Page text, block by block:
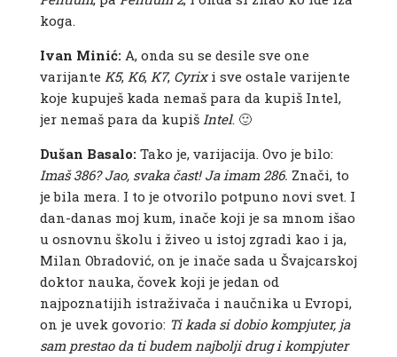
koga.
Ivan Minić:A, onda su se desile sve one
varijante K5, K6, K7, Cyrixi sve ostale varijente
koje kupuješ kada nemaš para da kupiš Intel,
jer nemaš para da kupiš Intel. 🙂
Dušan Basalo:Tako je, varijacija. Ovo je bilo:
Imaš 386? Jao, svaka čast! Ja imam 286. Znači, to
je bila mera. I to je otvorilo potpuno novi svet. I
dan-danas moj kum, inače koji je sa mnom išao
u osnovnu školu i živeo u istoj zgradi kao i ja,
Milan Obradović, on je inače sada u Švajcarskoj
doktor nauka, čovek koji je jedan od
najpoznatijih istraživača i naučnika u Evropi,
on je uvek govorio: Ti kada si dobio kompjuter, ja
sam prestao da ti budem najbolji drug i kompjuter